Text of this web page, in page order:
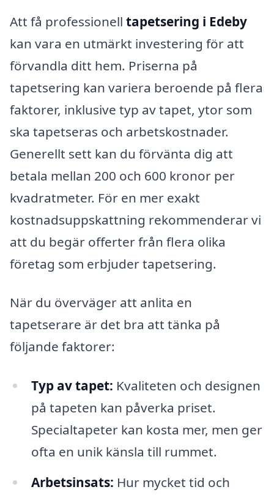
Att få professionell tapetsering i Edeby
kan vara en utmärkt investering för att
förvandla ditt hem. Priserna på
tapetsering kan variera beroende på flera
faktorer, inklusive typ av tapet, ytor som
ska tapetseras och arbetskostnader.
Generellt sett kan du förvänta dig att
betala mellan 200 och 600 kronor per
kvadratmeter. För en mer exakt
kostnadsuppskattning rekommenderar vi
att du begär offerter från flera olika
företag som erbjuder tapetsering.
När du överväger att anlita en
tapetserare är det bra att tänka på
följande faktorer:
Typ av tapet: Kvaliteten och designen
på tapeten kan påverka priset.
Specialtapeter kan kosta mer, men ger
ofta en unik känsla till rummet.
Arbetsinsats: Hur mycket tid och